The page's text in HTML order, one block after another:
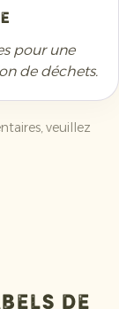
pour une
de déchets.
veuillez
de